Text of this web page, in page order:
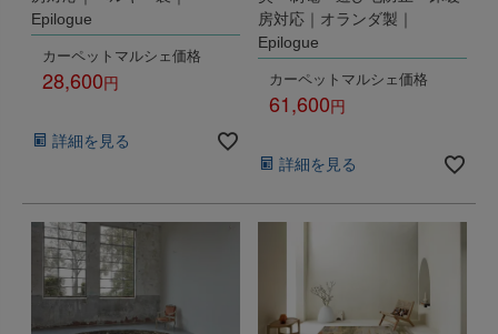
Epilogue
カーペットマルシェ価格
28,600
詳細を見る
房対応｜オランダ製｜
Epilogue
カーペットマルシェ価格
61,600
詳細を見る